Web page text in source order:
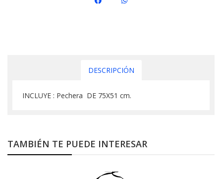
DESCRIPCIÓN
INCLUYE : Pechera DE 75X51 cm.
TAMBIÉN TE PUEDE INTERESAR